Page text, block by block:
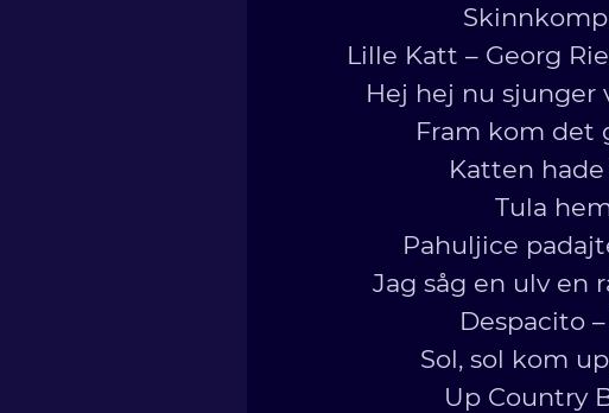
Lille Katt – Georg
Hej hej nu sjunger
Fram kom det
Katten hade
Tula
Pahuljice
Jag såg en ulv en
Despacito
Sol, sol kom
Up Country